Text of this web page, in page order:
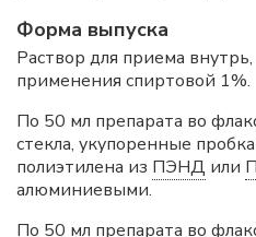
Форма выпуска
Раствор для приема
применения спиртовой 1%.
По 50 мл препарата во
стекла, укупоренные
полиэтилена из ПЭНД или
алюминиевыми.
По 50 мл препарата во